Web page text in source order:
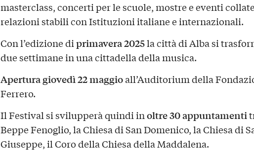
masterclass, concerti per le scuole, mostre e eventi
relazioni stabili con Istituzioni italiane e internazionali.
Con l’edizione diprimavera 2025la città di Alba si
due settimane in una cittadella della musica.
Apertura giovedì 22 maggioall’Auditorium della
Ferrero.
Il Festival si svilupperà quindi inoltre 30 appuntamenti
Beppe Fenoglio, la Chiesa di San Domenico, la Chiesa di
Giuseppe, il Coro della Chiesa della Maddalena.